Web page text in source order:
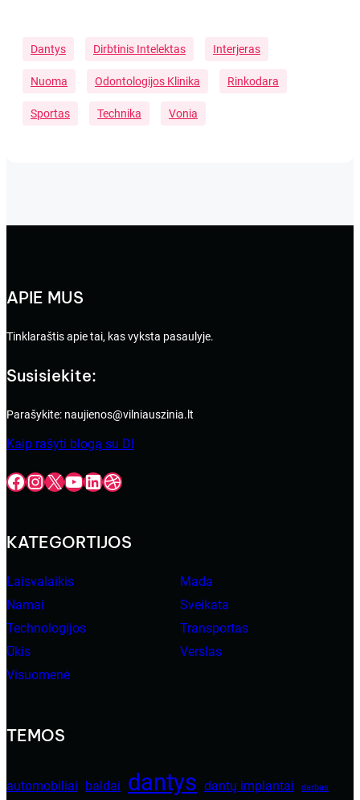
Dantys Dirbtinis Intelektas Interjeras
Nuoma Odontologijos Klinika Rinkodara
Sportas Technika Vonia
APIE MUS
Tinklaraštis apie tai, kas vyksta pasaulyje.
Susisiekite:
Parašykite: naujienos@vilniauszinia.lt
Kaip rašyti blogą su DI
Facebook InstagramX YouTube LinkedIn Dribbble
KATEGORTIJOS
Laisvalaikis
Mada
Namai
Sveikata
Technologijos
Transportas
Ūkis
Verslas
Visuomenė
TEMOS
automobiliai baldai dantys dantų implantai darbas